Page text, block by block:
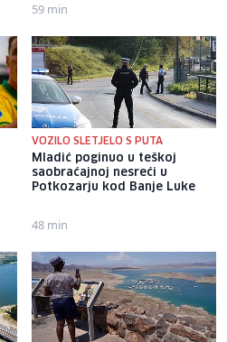
59 min
VOZILO SLETJELO S PUTA
Mladić poginuo u teškoj
saobraćajnoj nesreći u
Potkozarju kod Banje Luke
48 min